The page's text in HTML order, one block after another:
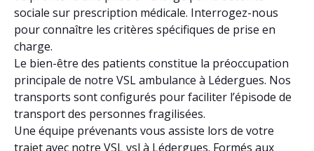
sociale sur prescription médicale. Interrogez-nous
pour connaître les critères spécifiques de prise en
charge.
Le bien-être des patients constitue la préoccupation
principale de notre VSL ambulance à Lédergues. Nos
transports sont configurés pour faciliter l’épisode de
transport des personnes fragilisées.
Une équipe prévenants vous assiste lors de votre
trajet avec notre VSL vsl à Lédergues. Formés aux